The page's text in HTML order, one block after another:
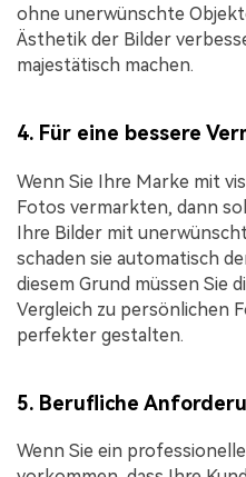
ohne unerwünschte
Ästhetik der Bilder
majestätisch machen.
4. Für eine bessere
Wenn Sie Ihre Marke mit
Fotos vermarkten, dann
Ihre Bilder mit
schaden sie automatisch
diesem Grund müssen Sie
Vergleich zu persönlichen
perfekter gestalten.
5. Berufliche
Wenn Sie ein